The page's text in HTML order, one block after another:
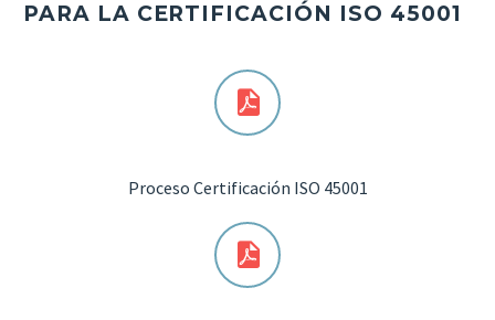
PARA LA CERTIFICACIÓN ISO 45001
Proceso Certificación ISO 45001